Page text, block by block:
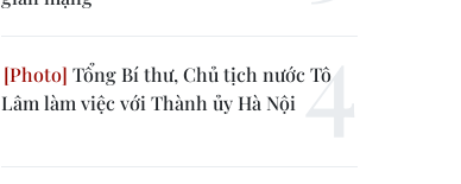
Tổng Bí thư, Chủ tịch nước Tô
Lâm làm việc với Thành ủy Hà Nội